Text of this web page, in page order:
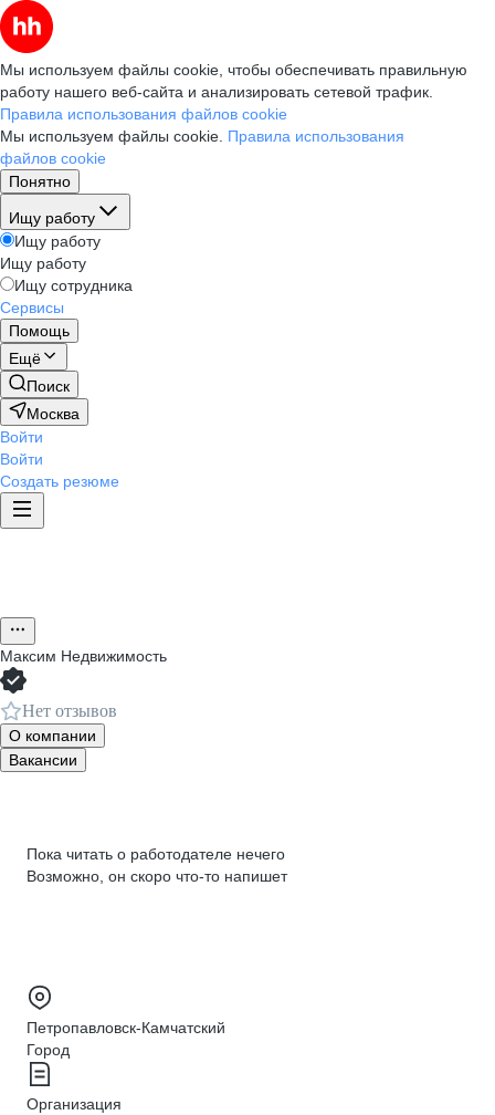
Мы используем файлы cookie, чтобы обеспечивать правильную
работу нашего веб-сайта и анализировать сетевой трафик.
Правила использования файлов cookie
Мы используем файлы cookie. Правила использования
файлов cookie
Понятно
Ищу работу
Ищу работу
Ищу работу
Ищу сотрудника
Сервисы
Помощь
Ещё
Поиск
Москва
Войти
Войти
Создать резюме
Максим Недвижимость
Нет отзывов
О компании
Вакансии
Пока читать о работодателе нечего
Возможно, он скоро что‑то напишет
Петропавловск-Камчатский
Город
Организация